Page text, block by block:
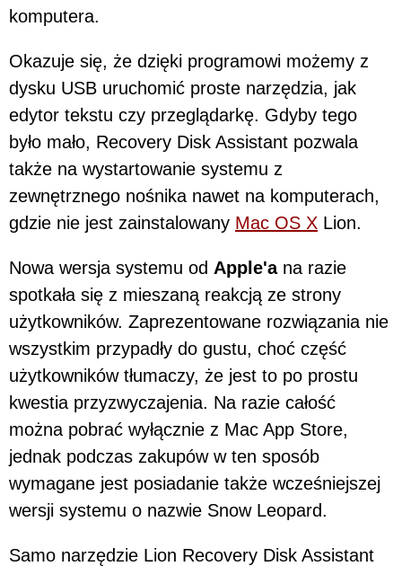
komputera.
Okazuje się, że dzięki programowi możemy z
dysku USB uruchomić proste narzędzia, jak
edytor tekstu czy przeglądarkę. Gdyby tego
było mało, Recovery Disk Assistant pozwala
także na wystartowanie systemu z
zewnętrznego nośnika nawet na komputerach,
gdzie nie jest zainstalowany Mac OS X Lion.
Nowa wersja systemu od Apple'ana razie
spotkała się z mieszaną reakcją ze strony
użytkowników. Zaprezentowane rozwiązania nie
wszystkim przypadły do gustu, choć część
użytkowników tłumaczy, że jest to po prostu
kwestia przyzwyczajenia. Na razie całość
można pobrać wyłącznie z Mac App Store,
jednak podczas zakupów w ten sposób
wymagane jest posiadanie także wcześniejszej
wersji systemu o nazwie Snow Leopard.
Samo narzędzie Lion Recovery Disk Assistant